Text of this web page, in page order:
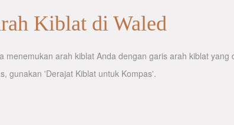
Kiblat di Waled
menemukan arah kiblat Anda dengan garis arah kiblat
gunakan 'Derajat Kiblat untuk Kompas'.